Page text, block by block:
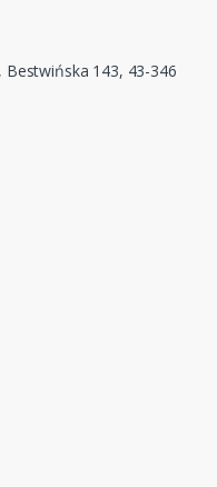
Bestwińska 143, 43-346